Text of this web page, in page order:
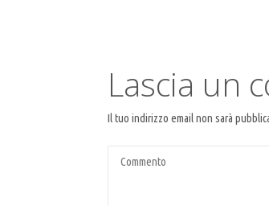
Lascia un
Il tuo indirizzo email non sarà